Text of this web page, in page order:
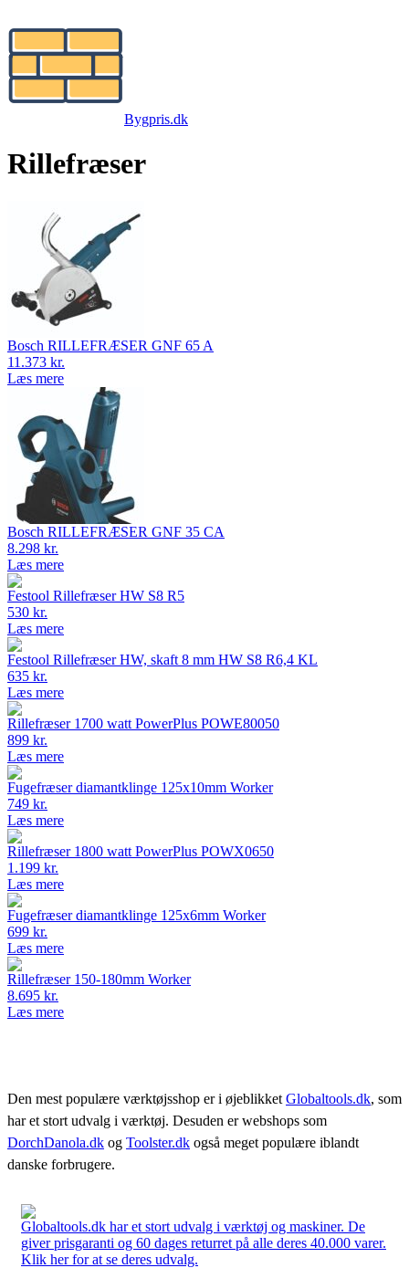
Bygpris.dk
Rillefræser
Bosch RILLEFRÆSER GNF 65 A
11.373 kr.
Læs mere
Bosch RILLEFRÆSER GNF 35 CA
8.298 kr.
Læs mere
Festool Rillefræser HW S8 R5
530 kr.
Læs mere
Festool Rillefræser HW, skaft 8 mm HW S8 R6,4 KL
635 kr.
Læs mere
Rillefræser 1700 watt PowerPlus POWE80050
899 kr.
Læs mere
Fugefræser diamantklinge 125x10mm Worker
749 kr.
Læs mere
Rillefræser 1800 watt PowerPlus POWX0650
1.199 kr.
Læs mere
Fugefræser diamantklinge 125x6mm Worker
699 kr.
Læs mere
Rillefræser 150-180mm Worker
8.695 kr.
Læs mere
Den mest populære værktøjsshop er i øjeblikket Globaltools.dk, som
har et stort udvalg i værktøj. Desuden er webshops som
DorchDanola.dk og Toolster.dk også meget populære iblandt
danske forbrugere.
Globaltools.dk har et stort udvalg i værktøj og maskiner. De
giver prisgaranti og 60 dages returret på alle deres 40.000 varer.
Klik her for at se deres udvalg.